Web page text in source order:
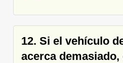
12. Si el vehículo
acerca demasiado,